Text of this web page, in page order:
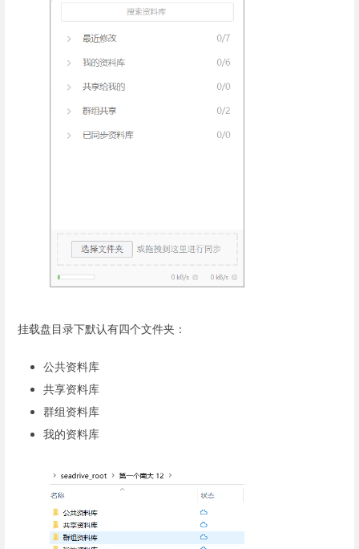
挂载盘目录下默认有四个文件夹：
公共资料库
共享资料库
群组资料库
我的资料库